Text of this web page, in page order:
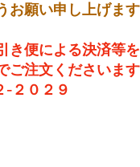
願い申し上げます
き便による決済等
ご注文くださいま
-２０２９